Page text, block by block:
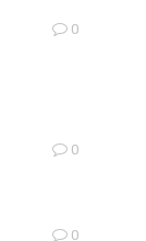
0
0
0